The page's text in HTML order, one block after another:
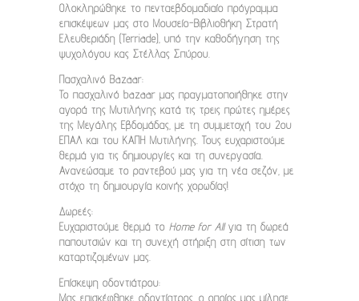
Ολοκληρώθηκε το πενταεβδομαδιαίο πρόγραμμα
επισκέψεων μας στο Μουσείο-Βιβλιοθήκη Στρατή
Ελευθεριάδη (Terriade), υπό την καθοδήγηση της
ψυχολόγου κας Στέλλας Σπύρου.
Πασχαλινό Bazaar:
Το πασχαλινό bazaar μας πραγματοποιήθηκε στην
αγορά της Μυτιλήνης κατά τις τρεις πρώτες ημέρες
της Μεγάλης Εβδομάδας, με τη συμμετοχή του 2ου
ΕΠΑΛ και του ΚΑΠΗ Μυτιλήνης. Τους ευχαριστούμε
θερμά για τις δημιουργίες και τη συνεργασία.
Ανανεώσαμε το ραντεβού μας για τη νέα σεζόν, με
στόχο τη δημιουργία κοινής χορωδίας!
Δωρεές:
Ευχαριστούμε θερμά το Home for Allγια τη δωρεά
παπουτσιών και τη συνεχή στήριξη στη σίτιση των
καταρτιζομένων μας.
Επίσκεψη οδοντιάτρου:
Μας επισκέφθηκε οδοντίατρος, ο οποίος μας μίλησε